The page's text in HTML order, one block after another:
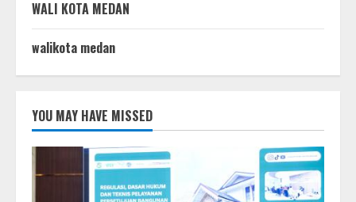
WALI KOTA MEDAN
walikota medan
YOU MAY HAVE MISSED